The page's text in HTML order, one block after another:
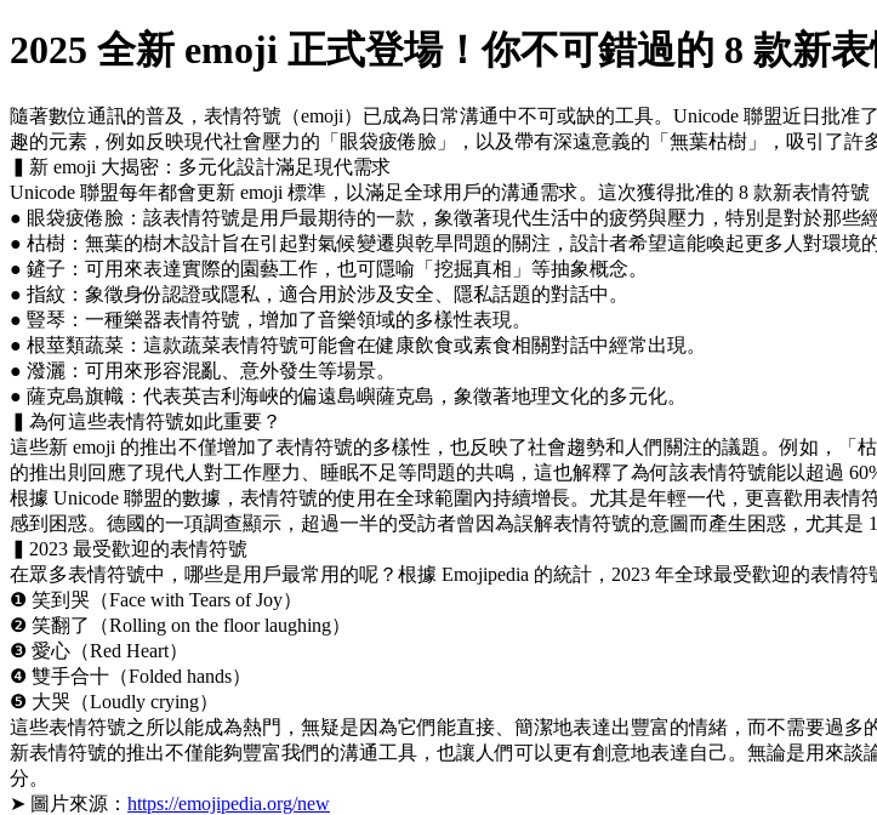
2025 全新 emoji 正式登場！你不可錯過的 8 款新
隨著數位通訊的普及，表情符號（emoji）已成為日常溝通中不可或缺的工具。Unicode 聯盟近日批
趣的元素，例如反映現代社會壓力的「眼袋疲倦臉」，以及帶有深遠意義的「無葉枯樹」，吸引了
▍新 emoji 大揭密：多元化設計滿足現代需求
Unicode 聯盟每年都會更新 emoji 標準，以滿足全球用戶的溝通需求。這次獲得批准的 8 款新表情符號
● 眼袋疲倦臉：該表情符號是用戶最期待的一款，象徵著現代生活中的疲勞與壓力，特別是對於那些
● 枯樹：無葉的樹木設計旨在引起對氣候變遷與乾旱問題的關注，設計者希望這能喚起更多人對環境
● 鏟子：可用來表達實際的園藝工作，也可隱喻「挖掘真相」等抽象概念。
● 指紋：象徵身份認證或隱私，適合用於涉及安全、隱私話題的對話中。
● 豎琴：一種樂器表情符號，增加了音樂領域的多樣性表現。
● 根莖類蔬菜：這款蔬菜表情符號可能會在健康飲食或素食相關對話中經常出現。
● 潑灑：可用來形容混亂、意外發生等場景。
● 薩克島旗幟：代表英吉利海峽的偏遠島嶼薩克島，象徵著地理文化的多元化​。
▍為何這些表情符號如此重要？
這些新 emoji 的推出不僅增加了表情符號的多樣性，也反映了社會趨勢和人們關注的議題。例如，「
的推出則回應了現代人對工作壓力、睡眠不足等問題的共鳴，這也解釋了為何該表情符號能以超過
根據 Unicode 聯盟的數據，表情符號的使用在全球範圍內持續增長。尤其是年輕一代，更喜歡用表
感到困惑。德國的一項調查顯示，超過一半的受訪者曾因為誤解表情符號的意圖而產生困惑，尤其是
▍2023 最受歡迎的表情符號
在眾多表情符號中，哪些是用戶最常用的呢？根據 Emojipedia 的統計，2023 年全球最受歡迎的表情符
❶ 笑到哭（Face with Tears of Joy）
❷ 笑翻了（Rolling on the floor laughing）
❸ 愛心（Red Heart）
❹ 雙手合十（Folded hands）
❺ 大哭（Loudly crying）
這些表情符號之所以能成為熱門，無疑是因為它們能直接、簡潔地表達出豐富的情緒，而不需要過多
新表情符號的推出不僅能夠豐富我們的溝通工具，也讓人們可以更有創意地表達自己。無論是用來
分。
➤ 圖片來源： https://emojipedia.org/new